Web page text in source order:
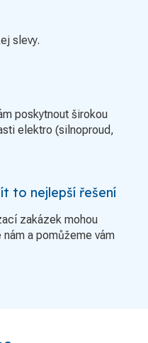
slevy.
poskytnout širokou
elektro (silnoproud,
to nejlepší řešení
zakázek mohou
a pomůžeme vám